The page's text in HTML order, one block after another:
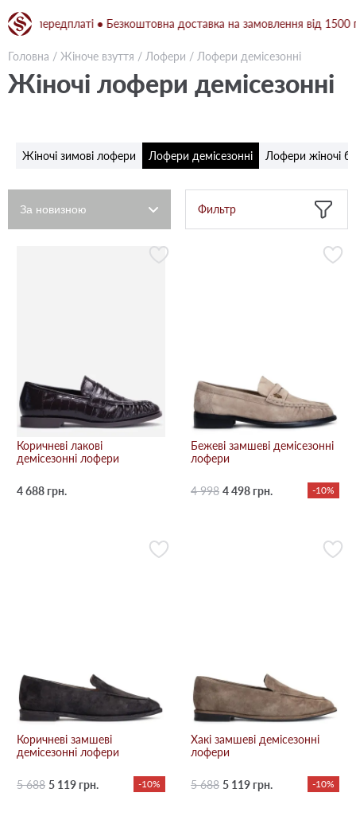
● Безкоштовна доставка на замовлення від 1500 грн
Головна / Жіноче взуття / Лофери / Лофери демісезонні
Жіночі лофери демісезонні
Жіночі зимові лофери Лофери демісезонні Лофери жіночі
Фильтр
Коричневі лакові
демісезонні лофери
4 688 грн.
Бежевi замшеві демісезонні
лофери
4 998 4 498 грн. -10%
Коричневі замшеві
демісезонні лофери
5 688 5 119 грн. -10%
Хакі замшеві демісезонні
лофери
5 688 5 119 грн. -10%